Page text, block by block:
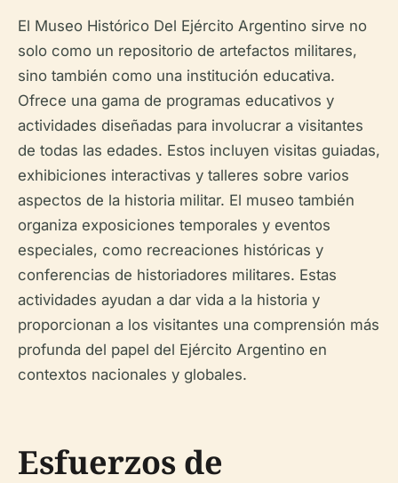
El Museo Histórico Del Ejército Argentino sirve no
solo como un repositorio de artefactos militares,
sino también como una institución educativa.
Ofrece una gama de programas educativos y
actividades diseñadas para involucrar a visitantes
de todas las edades. Estos incluyen visitas guiadas,
exhibiciones interactivas y talleres sobre varios
aspectos de la historia militar. El museo también
organiza exposiciones temporales y eventos
especiales, como recreaciones históricas y
conferencias de historiadores militares. Estas
actividades ayudan a dar vida a la historia y
proporcionan a los visitantes una comprensión más
profunda del papel del Ejército Argentino en
contextos nacionales y globales.
Esfuerzos de